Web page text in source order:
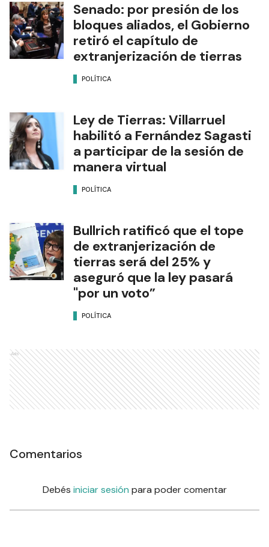
Senado: por presión de los
bloques aliados, el Gobierno
retiró el capítulo de
extranjerización de tierras
POLÍTICA
Ley de Tierras: Villarruel
habilitó a Fernández Sagasti
a participar de la sesión de
manera virtual
POLÍTICA
Bullrich ratificó que el tope
de extranjerización de
tierras será del 25% y
aseguró que la ley pasará
"por un voto”
POLÍTICA
Ads
Comentarios
Debés iniciar sesión para poder comentar